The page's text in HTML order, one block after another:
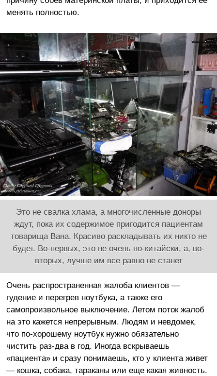
менять полностью.
Это не свалка хлама, а многочисленные доноры
ждут, пока их содержимое пригодится пациентам
товарища Вана. Красиво раскладывать их никто не
будет. Во-первых, это не очень по-китайски, а, во-
вторых, лучше им все равно не станет
Очень распространенная жалоба клиентов —
гудение и перегрев ноутбука, а также его
самопроизвольное выключение. Летом поток жалоб
на это кажется непрерывным. Людям и невдомек,
что по-хорошему ноутбук нужно обязательно
чистить раз-два в год. Иногда вскрываешь
«пациента» и сразу понимаешь, кто у клиента живет
— кошка, собака, тараканы или еще какая живность.